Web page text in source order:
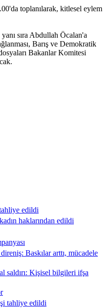
toplanılarak, kitlesel eylem
sıra Abdullah Öcalan'a
Barış ve Demokratik
Bakanlar Komitesi
edildi
haklarından edildi
Baskılar arttı, mücadele
saldırı: Kişisel bilgileri ifşa
tahliye edildi